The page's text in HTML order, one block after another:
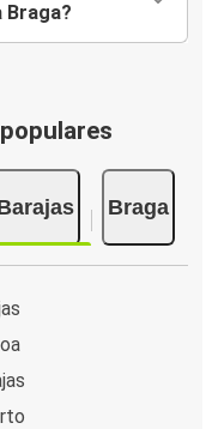
Braga?
Braga